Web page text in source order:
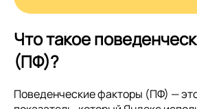
Что такое
(ПФ)?
Поведенческие факторы (ПФ) —